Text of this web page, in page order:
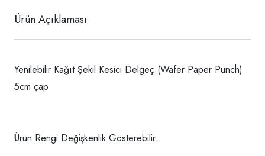
Ürün Açıklaması
Yenilebilir Kağıt Şekil Kesici Delgeç (Wafer Paper Punch)
5cm çap
Ürün Rengi Değişkenlik Gösterebilir.